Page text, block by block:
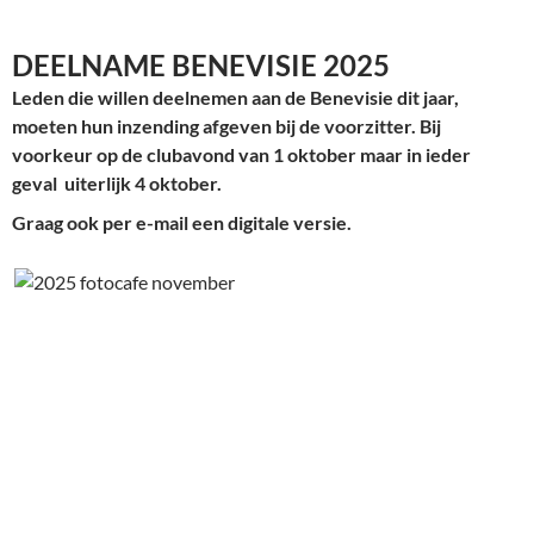
DEELNAME BENEVISIE 2025
Leden die willen deelnemen aan de Benevisie dit jaar,
moeten hun inzending afgeven bij de voorzitter. Bij
voorkeur op de clubavond van 1 oktober maar in ieder
geval uiterlijk 4 oktober.
Graag ook per e-mail een digitale versie.